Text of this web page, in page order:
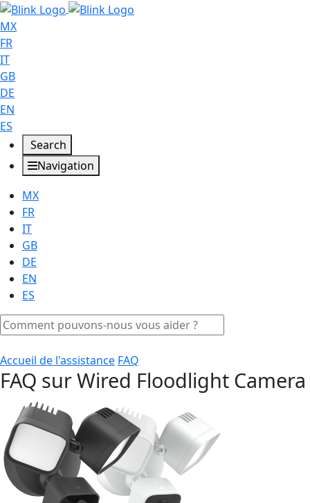
MX
FR
IT
GB
DE
EN
ES
Search
Navigation
MX
FR
IT
GB
DE
EN
ES
Accueil de l'assistance FAQ
FAQ sur Wired Floodlight Camera